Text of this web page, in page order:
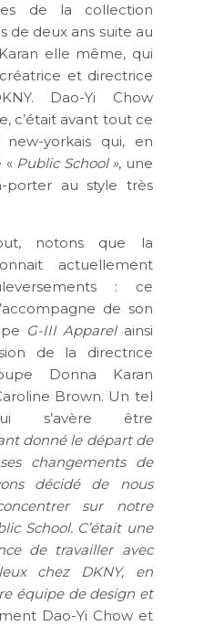
de la collection
de deux ans suite au
elle même, qui
et directrice
Dao-Yi Chow
c’était avant tout ce
yorkais qui, en
« Public School », une
porter au style très
notons que la
actuellement
: ce
de son
G-III Apparelainsi
de la directrice
Donna Karan
Brown. Un tel
s’avère être
donné le départ de
changements de
décidé de nous
sur notre
School. C’était une
de travailler avec
chez DKNY, en
équipe de design et
Dao-Yi Chow et